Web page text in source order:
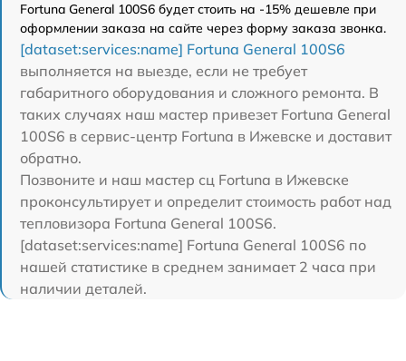
Fortuna General 100S6 будет стоить на -15% дешевле при
оформлении заказа на сайте через форму заказа звонка.
[dataset:services:name] Fortuna General 100S6
выполняется на выезде, если не требует
габаритного оборудования и сложного ремонта. В
таких случаях наш мастер привезет Fortuna General
100S6 в сервис-центр Fortuna в Ижевске и доставит
обратно.
Позвоните и наш мастер сц Fortuna в Ижевске
проконсультирует и определит стоимость работ над
тепловизора Fortuna General 100S6.
[dataset:services:name] Fortuna General 100S6 по
нашей статистике в среднем занимает 2 часа при
наличии деталей.